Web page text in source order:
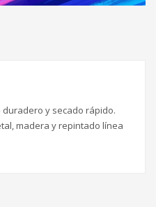
y secado rápido.
madera y repintado línea